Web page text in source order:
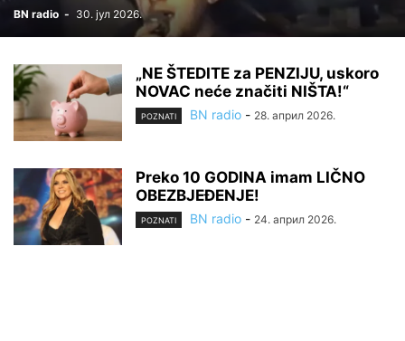
BN radio - 30. јул 2026.
„NE ŠTEDITE za PENZIJU, uskoro
NOVAC neće značiti NIŠTA!“
POZNATI BN radio - 28. април 2026.
Preko 10 GODINA imam LIČNO
OBEZBJEĐENJE!
POZNATI BN radio - 24. април 2026.